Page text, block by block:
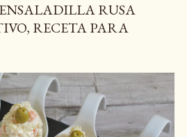
RUSA
RECETA PARA